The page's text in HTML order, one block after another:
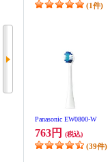
(1件)
Panasonic EW0800-W
763円 (税込)
(39件)
Panasonic 乾電池 エボルタNEO
【単4形/30本パック】 LR03NJ-30S
H